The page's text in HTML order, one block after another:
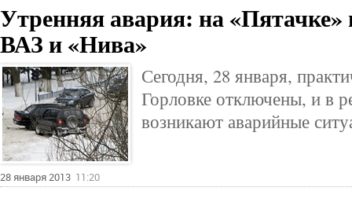
Утренняя авария: на «Пятачке»
ВАЗ и «Нива»
Сегодня, 28 января,
Горловке отключены, и в
возникают аварийные
28 января 2013 11:20